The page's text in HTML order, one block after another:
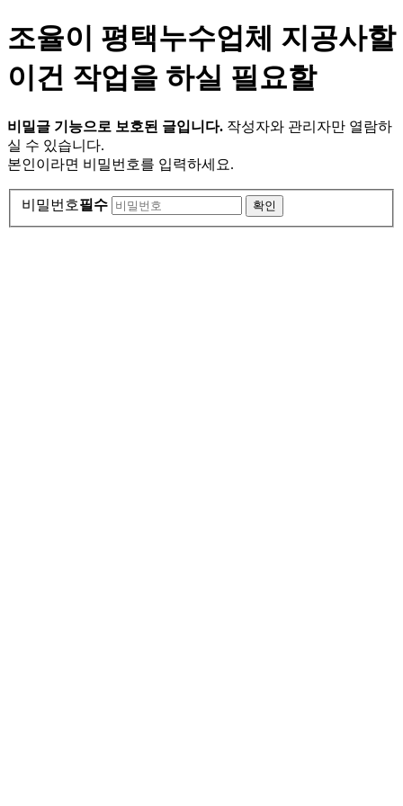
조율이 평택누수업체 지공사할
이건 작업을 하실 필요할
비밀글 기능으로 보호된 글입니다. 작성자와 관리자만 열람하
실 수 있습니다.
본인이라면 비밀번호를 입력하세요.
비밀번호필수